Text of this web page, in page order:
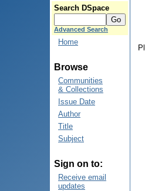
Search DSpace
Advanced Search
Home
Browse
Communities
& Collections
Issue Date
Author
Title
Subject
Sign on to:
Receive email
updates